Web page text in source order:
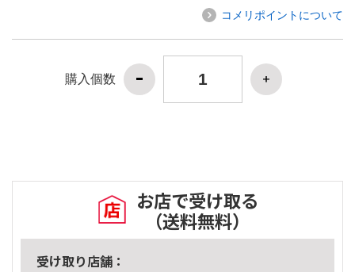
コメリポイントについて
購入個数
お店で受け取る
（送料無料）
受け取り店舗：